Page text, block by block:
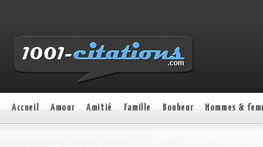
Accueil Amour Amitié Famille Bonheur Hommes &